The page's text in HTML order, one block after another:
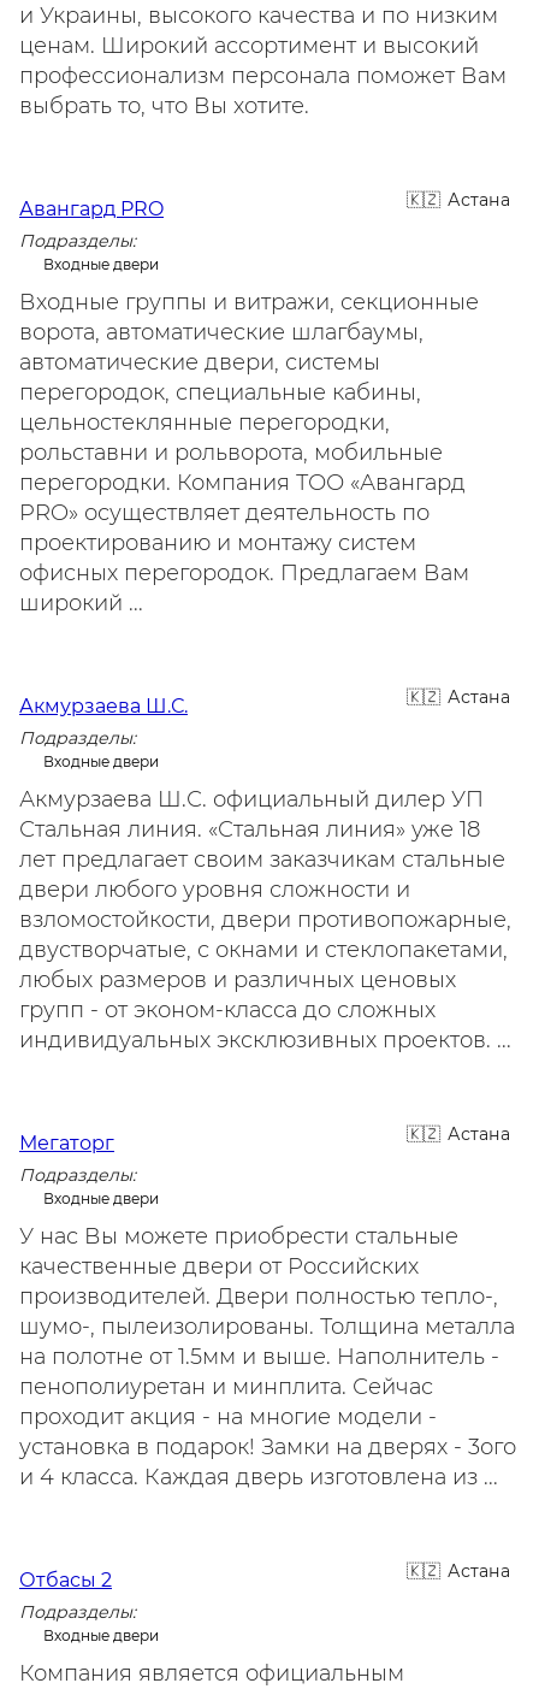
и Украины, высокого качества и по низким
ценам. Широкий ассортимент и высокий
профессионализм персонала поможет Вам
выбрать то, что Вы хотите.
Астана
Авангард PRO
Подразделы:
Входные двери
Входные группы и витражи, секционные
ворота, автоматические шлагбаумы,
автоматические двери, системы
перегородок, специальные кабины,
цельностеклянные перегородки,
рольставни и рольворота, мобильные
перегородки. Компания ТОО «Авангард
PRO» осуществляет деятельность по
проектированию и монтажу систем
офисных перегородок. Предлагаем Вам
широкий ...
Астана
Акмурзаева Ш.С.
Подразделы:
Входные двери
Акмурзаева Ш.С. официальный дилер УП
Стальная линия. «Стальная линия» уже 18
лет предлагает своим заказчикам стальные
двери любого уровня сложности и
взломостойкости, двери противопожарные,
двустворчатые, с окнами и стеклопакетами,
любых размеров и различных ценовых
групп - от эконом-класса до сложных
индивидуальных эксклюзивных проектов. ...
Астана
Мегаторг
Подразделы:
Входные двери
У нас Вы можете приобрести стальные
качественные двери от Российских
производителей. Двери полностью тепло-,
шумо-, пылеизолированы. Толщина металла
на полотне от 1.5мм и выше. Наполнитель -
пенополиуретан и минплита. Сейчас
проходит акция - на многие модели -
установка в подарок! Замки на дверях - 3ого
и 4 класса. Каждая дверь изготовлена из ...
Астана
Отбасы 2
Подразделы:
Входные двери
Компания является официальным